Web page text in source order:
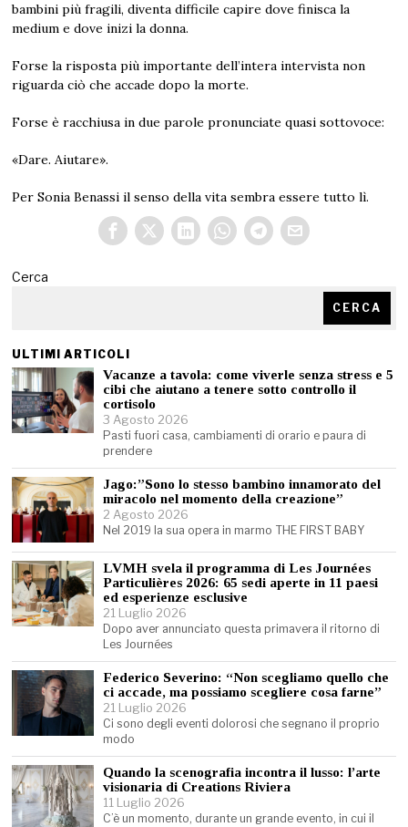
bambini più fragili, diventa difficile capire dove finisca la
medium e dove inizi la donna.
Forse la risposta più importante dell’intera intervista non
riguarda ciò che accade dopo la morte.
Forse è racchiusa in due parole pronunciate quasi sottovoce:
«Dare. Aiutare».
Per Sonia Benassi il senso della vita sembra essere tutto lì.
Cerca
CERCA
ULTIMI ARTICOLI
Vacanze a tavola: come viverle senza stress e 5
cibi che aiutano a tenere sotto controllo il
cortisolo
3 Agosto 2026
Pasti fuori casa, cambiamenti di orario e paura di
prendere
Jago:”Sono lo stesso bambino innamorato del
miracolo nel momento della creazione”
2 Agosto 2026
Nel 2019 la sua opera in marmo THE FIRST BABY
LVMH svela il programma di Les Journées
Particulières 2026: 65 sedi aperte in 11 paesi
ed esperienze esclusive
21 Luglio 2026
Dopo aver annunciato questa primavera il ritorno di
Les Journées
Federico Severino: “Non scegliamo quello che
ci accade, ma possiamo scegliere cosa farne”
21 Luglio 2026
Ci sono degli eventi dolorosi che segnano il proprio
modo
Quando la scenografia incontra il lusso: l’arte
visionaria di Creations Riviera
11 Luglio 2026
C’è un momento, durante un grande evento, in cui il